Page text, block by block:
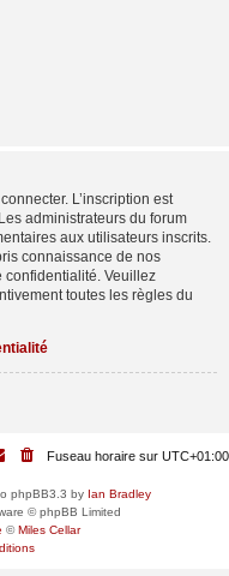
L’inscription est
administrateurs du forum
aux utilisateurs inscrits.
connaissance de nos
confidentialité. Veuillez
toutes les règles du
Fuseau horaire sur UTC+01:00
phpBB3.3 by Ian Bradley
© phpBB Limited
©Miles Cellar